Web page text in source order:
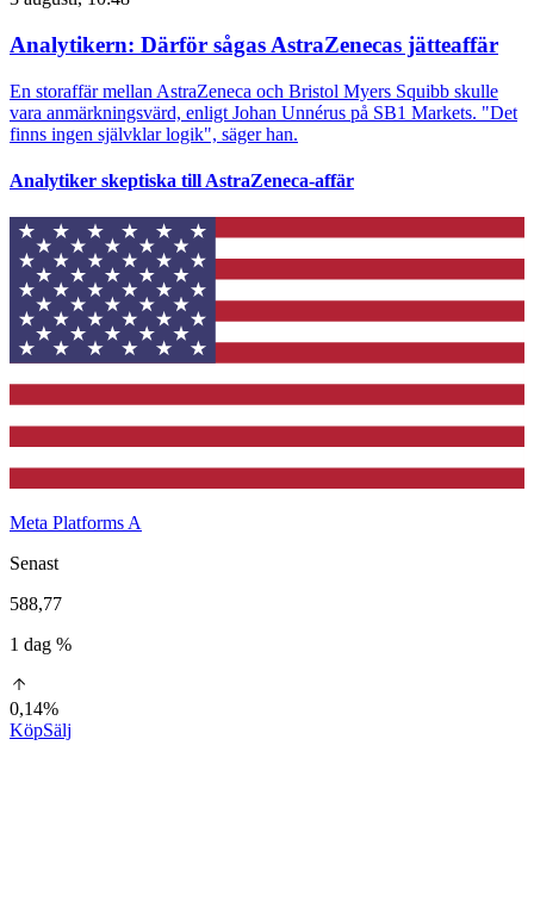
Analytikern: Därför sågas AstraZenecas jätteaffär
En storaffär mellan AstraZeneca och Bristol Myers Squibb skulle
vara anmärkningsvärd, enligt Johan Unnérus på SB1 Markets. "Det
finns ingen självklar logik", säger han.
Analytiker skeptiska till AstraZeneca-affär
Meta Platforms A
Senast
588,77
1 dag %
0,14%
KöpSälj